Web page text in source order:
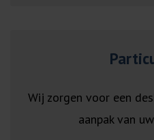
Wij zorgen voor een
aanpak van